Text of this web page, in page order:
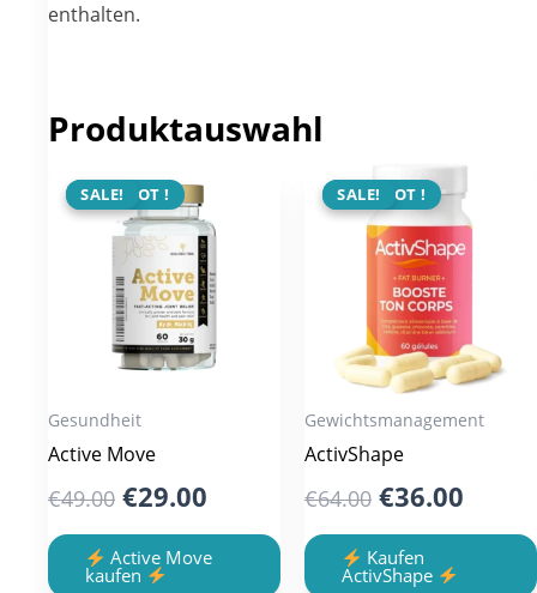
enthalten.
Produktauswahl
ANGEBOT !
SALE!
Gesundheit
Active Move
€49.00 Original
price
was:
€29.00 Current
price
is:
Active Move
kaufen
ANGEBOT !
SALE!
Gewichtsmanagement
ActivShape
€64.00 Original
price
was:
€36.00
price
Kaufen
ActivShape